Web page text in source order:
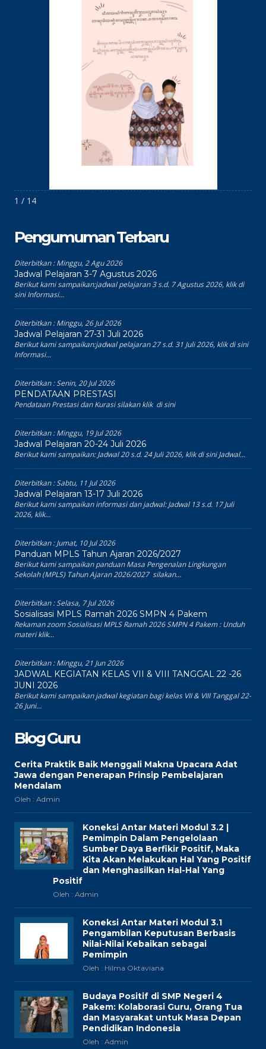
1 / 14
Pengumuman Terbaru
Diterbitkan :Minggu, 2 Agu 2026
Jadwal Pelajaran 3-7 Agustus 2026
Berikut kami sampaikan:jadwal pelajaran 3 s.d. 7 Agustus 2026, klik di
sini Informasi...
Diterbitkan :Minggu, 26 Jul 2026
Jadwal Pelajaran 27-31 Juli 2026
Berikut kami sampaikan:jadwal pelajaran 27 s.d. 31 Juli 2026, klik di sini
Informasi...
Diterbitkan :Senin, 20 Jul 2026
PENDATAAN PRESTASI
Pendataan Prestasi dan Kurasi silakan klik di sini
Diterbitkan :Minggu, 19 Jul 2026
Jadwal Pelajaran 20-24 Juli 2026
Berikut kami sampaikan: Jadwal 20 s.d. 24 Juli 2026, klik di sini Jadwal...
Diterbitkan :Sabtu, 11 Jul 2026
Jadwal Pelajaran 13-17 Juli 2026
Berikut kami sampaikan informasi dan jadwal: Jadwal 13 s.d. 17 Juli
2026, klik...
Diterbitkan :Jumat, 10 Jul 2026
Panduan MPLS Tahun Ajaran 2026/2027
Berikut kami sampaikan panduan Masa Pengenalan Lingkungan
Sekolah (MPLS) Tahun Ajaran 2026/2027 silakan...
Diterbitkan :Selasa, 7 Jul 2026
Sosialisasi MPLS Ramah 2026 SMPN 4 Pakem
Rekaman zoom Sosialisasi MPLS Ramah 2026 SMPN 4 Pakem : Unduh
materi klik...
Diterbitkan :Minggu, 21 Jun 2026
JADWAL KEGIATAN KELAS VII & VIII TANGGAL 22 -26
JUNI 2026
Berikut kami sampaikan jadwal kegiatan bagi kelas VII & VIII Tanggal 22-
26 Juni...
Blog Guru
Cerita Praktik Baik Menggali Makna Upacara Adat
Jawa dengan Penerapan Prinsip Pembelajaran
Mendalam
Oleh : Admin
Koneksi Antar Materi Modul 3.2 |
Pemimpin Dalam Pengelolaan
Sumber Daya Berfikir Positif, Maka
Kita Akan Melakukan Hal Yang Positif
dan Menghasilkan Hal-Hal Yang
Positif
Oleh : Admin
Koneksi Antar Materi Modul 3.1
Pengambilan Keputusan Berbasis
Nilai-Nilai Kebaikan sebagai
Pemimpin
Oleh : Hilma Oktaviana
Budaya Positif di SMP Negeri 4
Pakem: Kolaborasi Guru, Orang Tua
dan Masyarakat untuk Masa Depan
Pendidikan Indonesia
Oleh : Admin